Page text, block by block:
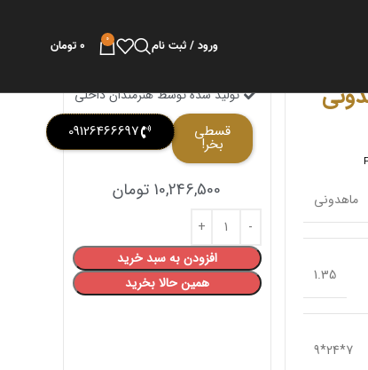
ورود / ثبت نام 0
0 تومان
ماهدونی
1.35
7*24*9
تولید شده توسط هنرمندان داخلی
قسطی
بخر!
09126466697
10,246,500 تومان
افزودن به سبد خرید
همین حالا بخرید